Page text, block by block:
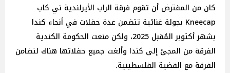
كان من المفترض أن تقوم فرقة الراب الأيرلندية ني كاب
Kneecap بجولة غنائية تتضمن عدة حفلات في أنحاء كندا
بشهر أكتوبر المُقبل 2025، ولكن منعت الحكومة الكندية
الفرقة من المجئ إلى كندا وألغت جميع حفلاتها هناك لتضامن
الفرقة مع القضية الفلسطينية.